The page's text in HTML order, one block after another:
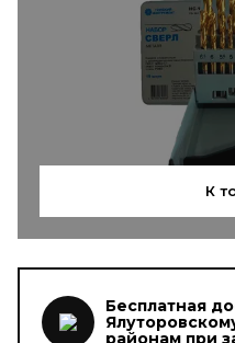
К
Бесплатная
районам при